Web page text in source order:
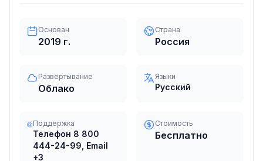
Основан
2019 г.
Страна
Россия
Развёртывание
Облако
Языки
Русский
Поддержка
Телефон 8 800
444-24-99, Email
+3
Стоимость
Бесплатно